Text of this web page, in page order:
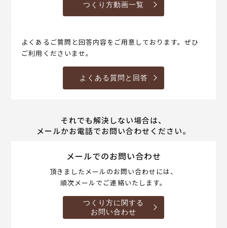
つくり方動画一覧
よくあるご質問と回答内容をご用意しております。ぜひ
ご利用くださいませ。
よくある質問と回答
それでも解決しない場合は、
メールかお電話でお問い合わせください。
メールでのお問い合わせ
頂きましたメールのお問い合わせには、
順次メールでご連絡いたします。
つくり方に関する
お問い合わせ